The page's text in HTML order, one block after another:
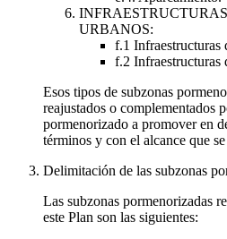
URBANOS:
f.1 Infraestructuras
f.2 Infraestructuras
Esos tipos de subzonas
reajustados o complementados
pormenorizado a promover en
términos y con el alcance que
Delimitación de las subzonas
Las subzonas pormenorizadas
este Plan son las siguientes: